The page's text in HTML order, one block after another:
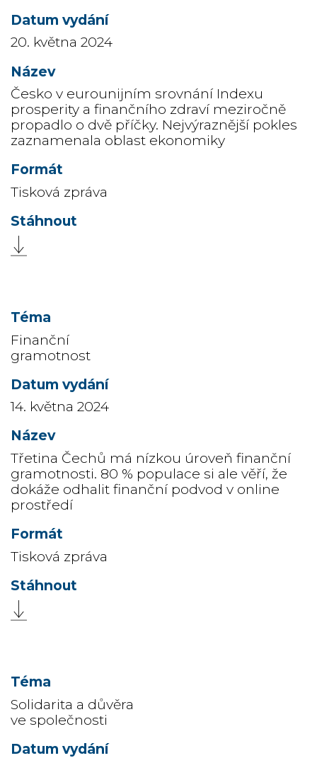
20. května 2024
Česko v eurounijním srovnání Indexu
prosperity a finančního zdraví meziročně
propadlo o dvě příčky. Nejvýraznější pokles
zaznamenala oblast ekonomiky
Tisková zpráva
Finanční
gramotnost
14. května 2024
Třetina Čechů má nízkou úroveň finanční
gramotnosti. 80 % populace si ale věří, že
dokáže odhalit finanční podvod v online
prostředí
Tisková zpráva
Solidarita a důvěra
ve společnosti